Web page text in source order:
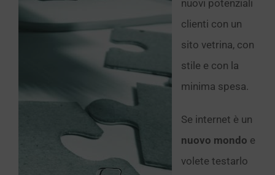
nuovi potenziali
clienti con un
sito vetrina, con
stile e con la
minima spesa.
Se internet è un
nuovo mondo e
volete testarlo